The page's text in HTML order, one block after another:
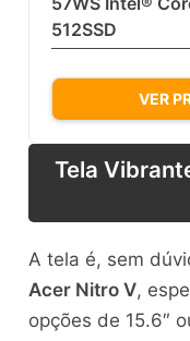
512SSD
VER
Tela
A tela é, sem
Acer Nitro V,
opções de 15.6″